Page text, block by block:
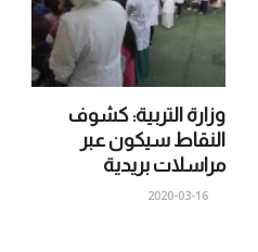
وزارة التربية: كشوف
النقاط سيكون عبر
مراسلات بريدية
2020-03-16